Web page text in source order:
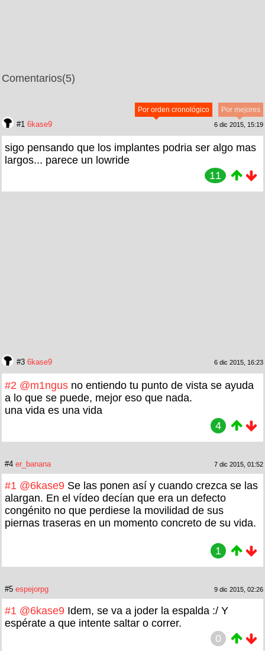
Comentarios(5)
Por mejores
Por orden cronológico
#1 6kase9 6 dic 2015, 15:19
sigo pensando que los implantes podria ser algo mas
largos... parece un lowride
11
#3 6kase9 6 dic 2015, 16:23
#2 @m1ngus no entiendo tu punto de vista se ayuda
a lo que se puede, mejor eso que nada.
una vida es una vida
4
#4 er_banana 7 dic 2015, 01:52
#1 @6kase9 Se las ponen así y cuando crezca se las
alargan. En el vídeo decían que era un defecto
congénito no que perdiese la movilidad de sus
piernas traseras en un momento concreto de su vida.
1
#5 espejorpg 9 dic 2015, 02:26
#1 @6kase9 Idem, se va a joder la espalda :/ Y
espérate a que intente saltar o correr.
0